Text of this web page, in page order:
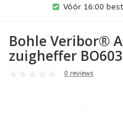
Vóór 16:00
Bohle Veribor®
zuigheffer
0 reviews